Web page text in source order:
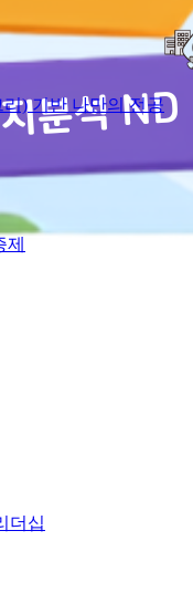
) 기반 나만의 전공
더십